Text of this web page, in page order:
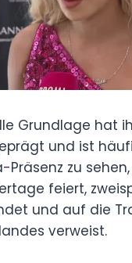
Grundlage hat
und ist
zu
feiert,
und auf die
verweist.